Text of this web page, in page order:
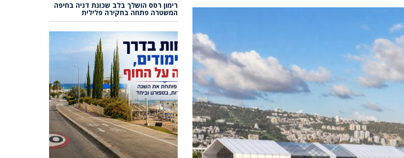
רימון רסס הושלך בלב שכונת דניה בחיפה
המשטרה פתחה בחקירה פלילית